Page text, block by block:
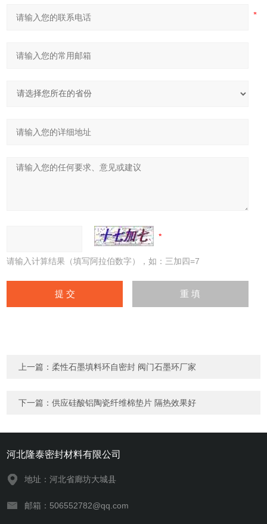
请输入计算结果（填写阿拉伯数字），如：三加四=7
上一篇：柔性石墨填料环自密封 阀门石墨环厂家
下一篇：供应硅酸铝陶瓷纤维棉垫片 隔热效果好
河北隆泰密封材料有限公司
地址：河北省廊坊大城县
邮箱：506552782@qq.com